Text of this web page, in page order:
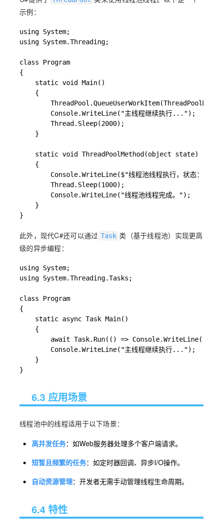
示例：
using System;
using System.Threading;
class Program
{
static void Main()
{
Console.WriteLine("主线程继续执行...");
Thread.Sleep(2000);
}
static void ThreadPoolMethod(object state)
{
Console.WriteLine($"线程池线程执行，状态：
Thread.Sleep(1000);
Console.WriteLine("线程池线程完成。");
}
}
此外，现代C#还可以通过 Task 类（基于线程池）实现更高
级的异步编程：
using System;
using System.Threading.Tasks;
class Program
{
static async Task Main()
{
await Task.Run(() => Console.WriteLine("Task
Console.WriteLine("主线程继续执行...");
}
}
6.3 应用场景
线程池中的线程适用于以下场景：
高并发任务：如Web服务器处理多个客户端请求。
短暂且频繁的任务：如定时器回调、异步I/O操作。
自动资源管理：开发者无需手动管理线程生命周期。
6.4 特性